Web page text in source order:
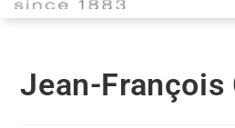
Jean-François